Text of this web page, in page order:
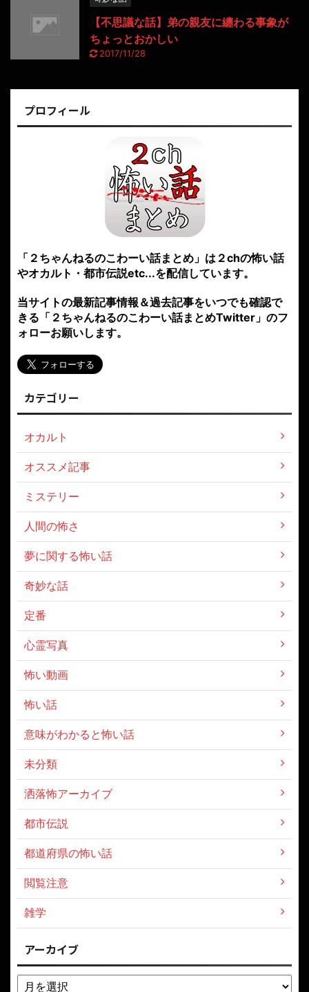
【不思議な話】弟の親友に纏わる事象が
ちょっとおかしい
2017/11/28
プロフィール
「２ちゃんねるのこわーい話まとめ」は２chの怖い話
やオカルト・都市伝説etc...を配信しています。
当サイトの最新記事情報＆過去記事をいつでも確認で
きる「２ちゃんねるのこわーい話まとめTwitter」のフ
ォローお願いします。
カテゴリー
オカルト
オススメ記事
ミステリー
人間の怖さ
夢に関する怖い話
奇妙な話
定番
心霊写真
怖い動画
怖い話
意味がわかると怖い話
未分類
洒落怖アーカイブ
都市伝説
都道府県の怖い話
閲覧注意
雑学
アーカイブ